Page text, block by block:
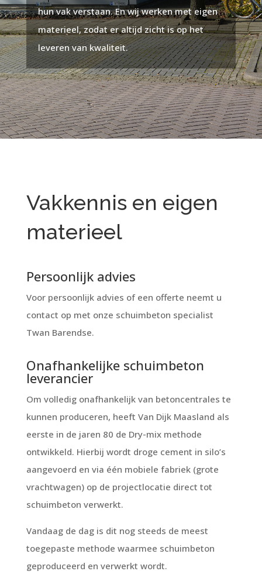
hun vak verstaan. En wij werken met eigen
materieel, zodat er altijd zicht is op het
leveren van kwaliteit.
Vakkennis en eigen
materieel
Persoonlijk advies
Voor persoonlijk advies of een offerte neemt u
contact op met onze schuimbeton specialist
Twan Barendse.
Onafhankelijke schuimbeton
leverancier
Om volledig onafhankelijk van betoncentrales te
kunnen produceren, heeft Van Dijk Maasland als
eerste in de jaren 80 de Dry-mix methode
ontwikkeld. Hierbij wordt droge cement in silo’s
aangevoerd en via één mobiele fabriek (grote
vrachtwagen) op de projectlocatie direct tot
schuimbeton verwerkt.
Vandaag de dag is dit nog steeds de meest
toegepaste methode waarmee schuimbeton
geproduceerd en verwerkt wordt.